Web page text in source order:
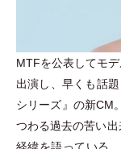
MTFを公表してモ
出演し、早くも話
シリーズ』の新CM
つわる過去の苦い
経緯を語っている